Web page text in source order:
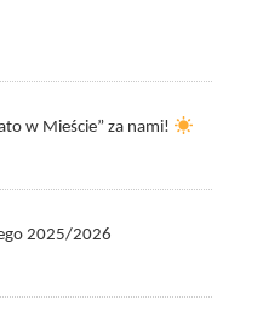
w Mieście” za nami!
2025/2026